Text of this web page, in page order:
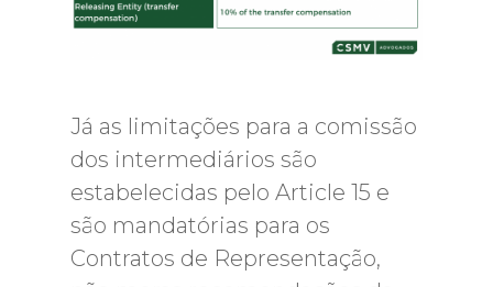
Já as limitações para a comissão
dos intermediários são
estabelecidas pelo Article 15 e
são mandatórias para os
Contratos de Representação,